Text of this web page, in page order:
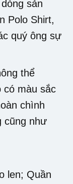
sản
Polo Shirt,
quý ông sự
thể
có màu sắc
chình
cũng như
len; Quần